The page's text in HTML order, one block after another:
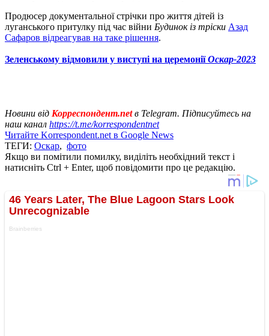
Продюсер документальної стрічки про життя дітей із
луганського притулку під час війни Будинок із тріски Азад
Сафаров відреагував на таке рішення.
Зеленському відмовили у виступі на церемоніїОскар-2023
Новини від Корреспондент.netв Telegram. Підписуйтесь на
наш канал https://t.me/korrespondentnet
Читайте Korrespondent.net в Google News
ТЕГИ: Оскар, фото
Якщо ви помітили помилку, виділіть необхідний текст і
натисніть Ctrl + Enter, щоб повідомити про це редакцію.